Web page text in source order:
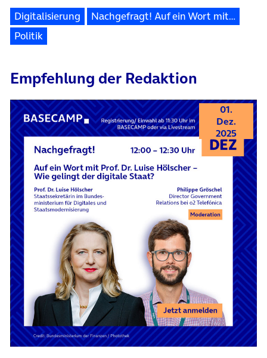
Digitalisierung
Nachgefragt! Auf ein Wort mit…
Politik
Empfehlung der Redaktion
01.
Dez.
2025